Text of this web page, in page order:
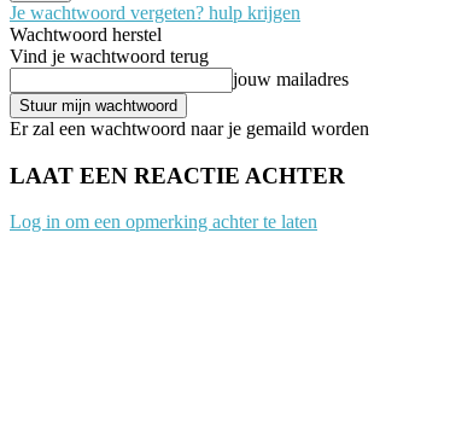
Je wachtwoord vergeten? hulp krijgen
Wachtwoord herstel
Vind je wachtwoord terug
jouw mailadres
Er zal een wachtwoord naar je gemaild worden
LAAT EEN REACTIE ACHTER
Log in om een opmerking achter te laten